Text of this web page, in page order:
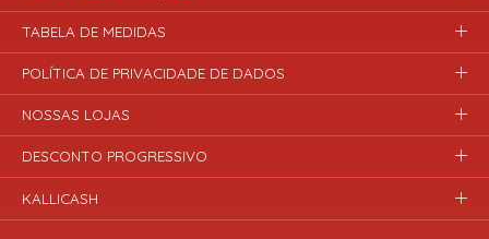
TABELA DE MEDIDAS
POLÍTICA DE PRIVACIDADE DE DADOS
NOSSAS LOJAS
DESCONTO PROGRESSIVO
KALLICASH